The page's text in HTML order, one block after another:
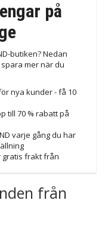
på
butiken? Nedan
mer när du
nya kunder - få 10
till 70 % rabatt på
varje gång du har
gratis frakt från
från